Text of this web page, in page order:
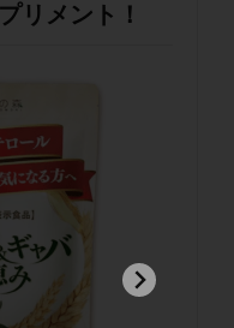
リメント！